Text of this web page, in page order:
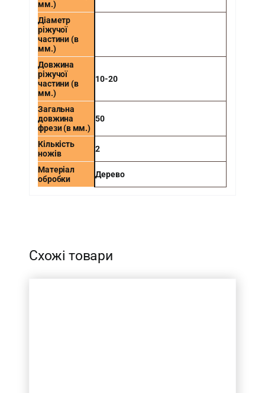
мм.)
Діаметр
ріжучої
частини (в
мм.)
Довжина
ріжучої
частини (в
мм.)
10-20
Загальна
довжина
фрези (в мм.)
50
Кількість
ножів
2
Матеріал
обробки
Дерево
Схожі товари